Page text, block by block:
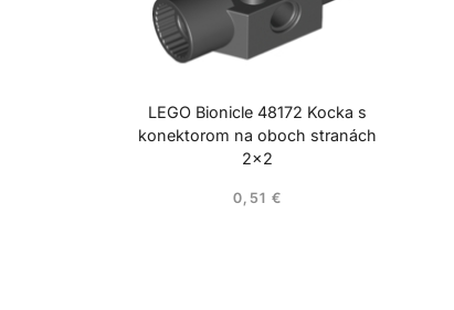
LEGO Bionicle 48172 Kocka s
konektorom na oboch stranách
2×2
0,51€